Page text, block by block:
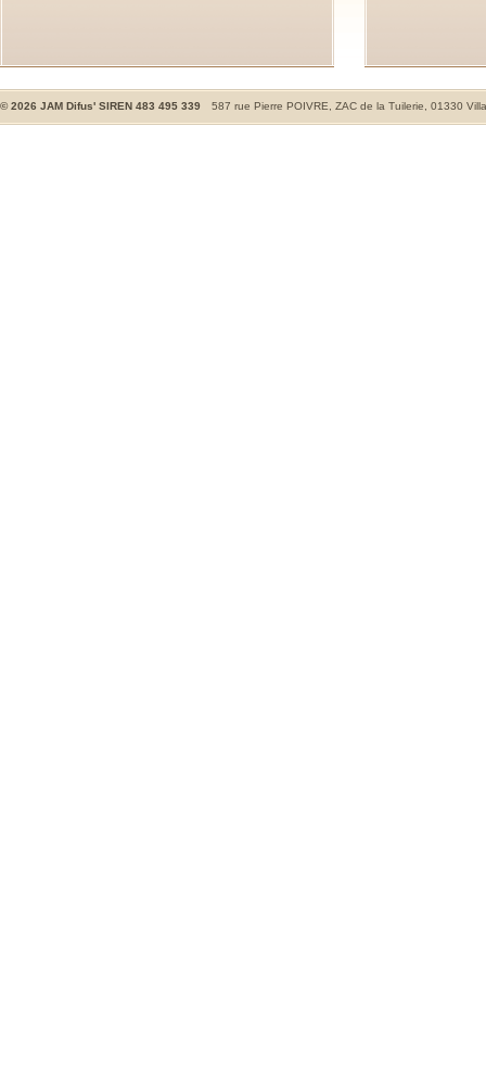
©2026 JAM Difus' SIREN 483 495 339 587 rue Pierre POIVRE, ZAC de la Tuilerie, 01330